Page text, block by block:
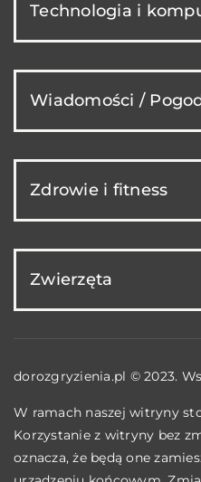
Technologia i
Wiadomości /
Zdrowie i fitness
Zwierzęta
dorozgryzienia.pl © 2023.
W ramach naszej witryny
Korzystanie z witryny bez
oznacza, że będą one